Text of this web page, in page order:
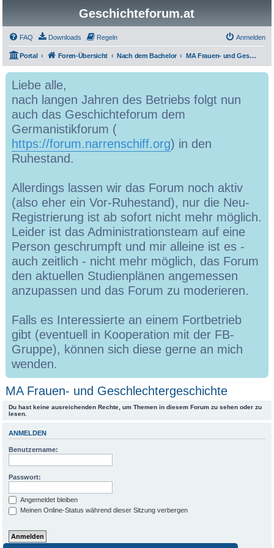
Geschichteforum.at
FAQ Downloads Regeln Anmelden
Portal Foren-Übersicht Nach dem Bachelor MA Frauen- und Geschlechtergeschichte
Liebe alle,
nach langen Jahren des Betriebs folgt nun
auch das Geschichteforum dem
Germanistikforum (
https://forum.narrenschiff.org) in den
Ruhestand.
Allerdings lassen wir das Forum noch aktiv
(also eher ein Vor-Ruhestand), nur die Neu-
Registrierung ist ab sofort nicht mehr möglich.
Leider ist das Administrationsteam auf eine
Person geschrumpft und mir alleine ist es -
auch zeitlich - nicht mehr möglich, das Forum
den aktuellen Studienplänen angemessen
anzupassen und das Forum zu moderieren.
Falls es Interessierte an einem Fortbetrieb
gibt (eventuell in Kooperation mit der FB-
Gruppe), können sich diese gerne an mich
wenden.
MA Frauen- und Geschlechtergeschichte
Du hast keine ausreichenden Rechte, um Themen in diesem Forum zu sehen oder zu
lesen.
ANMELDEN
Benutzername:
Passwort:
Angemeldet bleiben
Meinen Online-Status während dieser Sitzung verbergen